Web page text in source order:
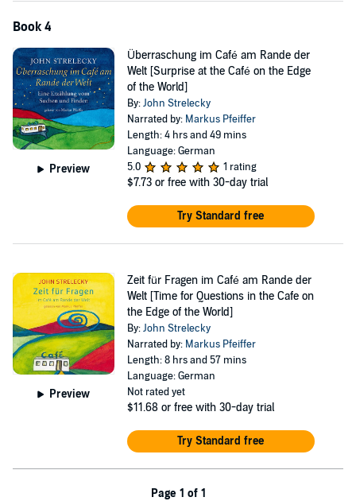
Book 4
Preview
Überraschung im Café am Rande der
Welt [Surprise at the Café on the Edge
of the World]
By:John Strelecky
Narrated by: Markus Pfeiffer
Length: 4 hrs and 49 mins
Language: German
5.0
1 rating
$7.73 or free with 30-day trial
Try Standard free
Preview
Zeit für Fragen im Café am Rande der
Welt [Time for Questions in the Cafe on
the Edge of the World]
By:John Strelecky
Narrated by: Markus Pfeiffer
Length: 8 hrs and 57 mins
Language: German
Not rated yet
$11.68 or free with 30-day trial
Try Standard free
Page 1 of 1